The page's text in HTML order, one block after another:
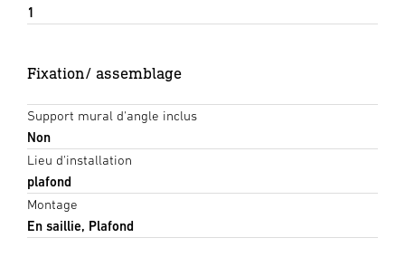
1
Fixation/ assemblage
Support mural d'angle inclus
Non
Lieu d'installation
plafond
Montage
En saillie, Plafond